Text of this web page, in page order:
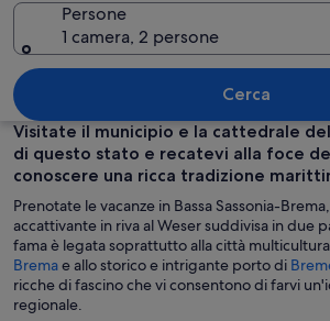
Un edificio
Persone
1 camera, 2 persone
Cerca
Visitate il municipio e la cattedrale
di questo stato e recatevi alla foce
conoscere una ricca tradizione
Prenotate le vacanze in Bassa Sassonia-
accattivante in riva al Weser suddivisa in due
fama è legata soprattutto alla città
BremaA
p
e
e allo storico e intrigante porto di
ricche di fascino che vi consentono di farvi
regionale.